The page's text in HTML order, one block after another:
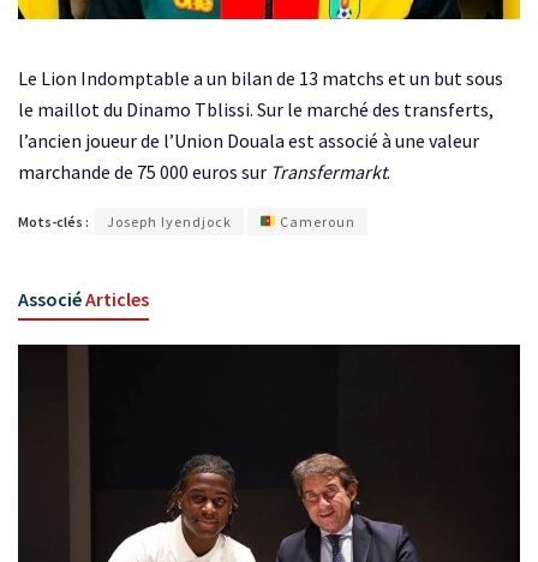
Le Lion Indomptable a un bilan de 13 matchs et un but sous
le maillot du Dinamo Tblissi. Sur le marché des transferts,
l’ancien joueur de l’Union Douala est associé à une valeur
marchande de 75 000 euros sur Transfermarkt.
Mots-clés : Joseph Iyendjock Cameroun
AssociéArticles